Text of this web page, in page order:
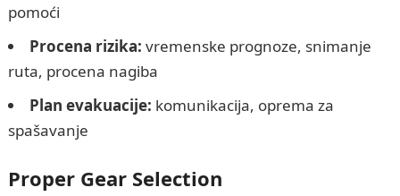
pomoći
Procena rizika: vremenske prognoze, snimanje
ruta, procena nagiba
Plan evakuacije: komunikacija, oprema za
spašavanje
Proper Gear Selection